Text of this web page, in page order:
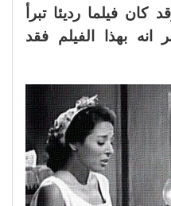
فيلما رديئا تبرأ
انه بهذا الفيلم فقد